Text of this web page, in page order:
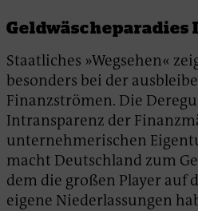
Geldwäscheparadies
Staatliches »Wegsehen«
besonders bei der
Finanzströmen. Die
Intransparenz der
unternehmerischen
macht Deutschland zum
dem die großen Player auf
eigene Niederlassungen